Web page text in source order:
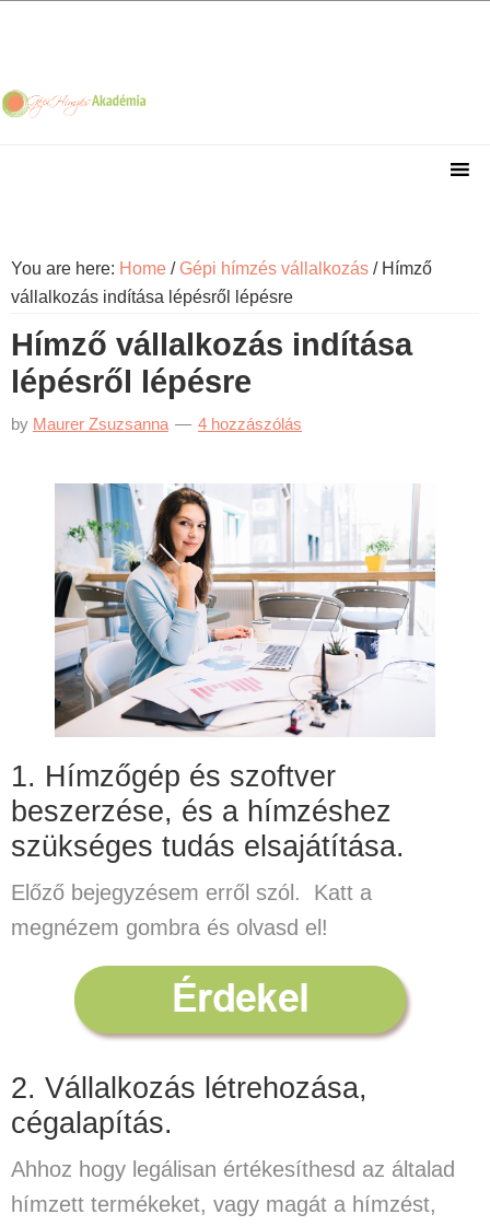
navigation
content
sidebar
You are here: Home / Gépi hímzés vállalkozás / Hímző
vállalkozás indítása lépésről lépésre
Hímző vállalkozás indítása
lépésről lépésre
by Maurer Zsuzsanna 4 hozzászólás
1. Hímzőgép és szoftver
beszerzése, és a hímzéshez
szükséges tudás elsajátítása.
Előző bejegyzésem erről szól. Katt a
megnézem gombra és olvasd el!
2. Vállalkozás létrehozása,
cégalapítás.
Ahhoz hogy legálisan értékesíthesd az általad
hímzett termékeket, vagy magát a hímzést,